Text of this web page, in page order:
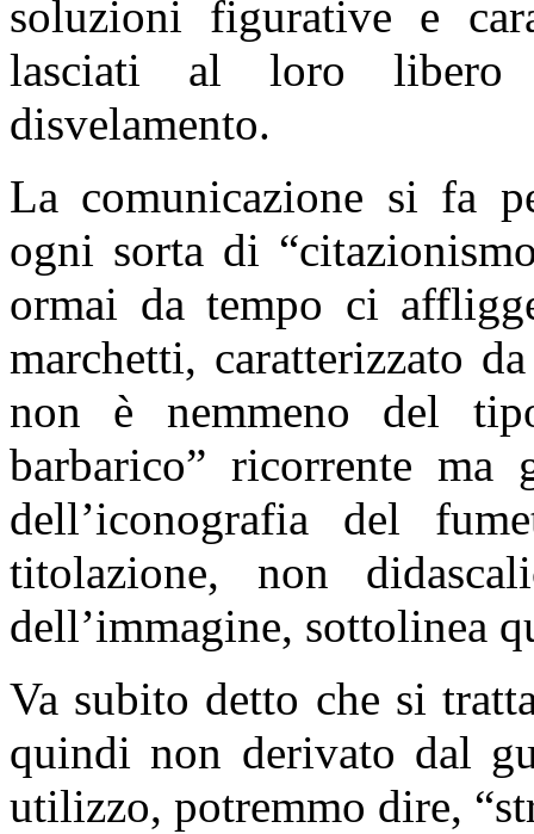
soluzioni figurative e
lasciati al loro libero
disvelamento.
La comunicazione si fa
ogni sorta di
ormai da tempo ci
marchetti, caratterizzato
non è nemmeno del
barbarico” ricorrente
dell’iconografia del
titolazione, non
dell’immagine, sottolinea
Va subito detto che si
quindi non derivato dal
utilizzo, potremmo dire,